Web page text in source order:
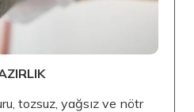
tozsuz, yağsız ve nötr